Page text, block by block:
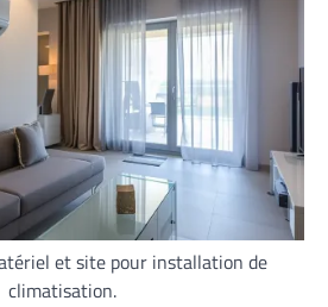
et site pour installation de
climatisation.